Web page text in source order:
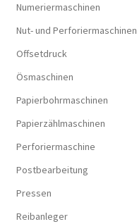
Numeriermaschinen
Nut- und Perforiermaschinen
Offsetdruck
Ösmaschinen
Papierbohrmaschinen
Papierzählmaschinen
Perforiermaschine
Postbearbeitung
Pressen
Reibanleger